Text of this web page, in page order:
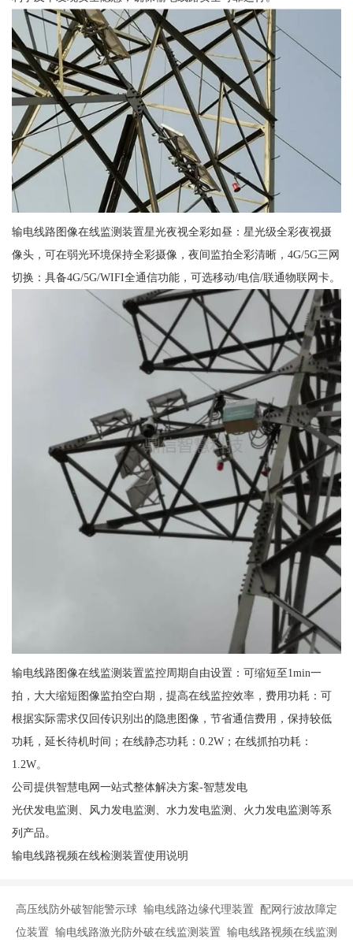
输电线路图像在线监测装置星光夜视全彩如昼：星光级全彩夜视摄
像头，可在弱光环境保持全彩摄像，夜间监拍全彩清晰，4G/5G三网
切换：具备4G/5G/WIFI全通信功能，可选移动/电信/联通物联网卡。
输电线路图像在线监测装置监控周期自由设置：可缩短至1min一
拍，大大缩短图像监拍空白期，提高在线监控效率，费用功耗：可
根据实际需求仅回传识别出的隐患图像，节省通信费用，保持较低
功耗，延长待机时间；在线静态功耗：0.2W；在线抓拍功耗：
1.2W。
公司提供智慧电网一站式整体解决方案-智慧发电
光伏发电监测、风力发电监测、水力发电监测、火力发电监测等系
列产品。
输电线路视频在线检测装置使用说明
高压线防外破智能警示球 输电线路边缘代理装置 配网行波故障定
位装置 输电线路激光防外破在线监测装置 输电线路视频在线监测